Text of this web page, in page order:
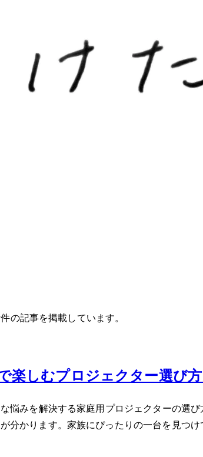
件の記事を掲載しています。
楽しむプロジェクター選び
悩みを解決する家庭用プロジェクターの選
分かります。家族にぴったりの一台を見つけ